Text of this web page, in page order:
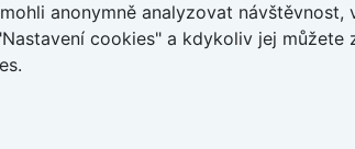
anonymně analyzovat
cookies" a kdykoliv jej